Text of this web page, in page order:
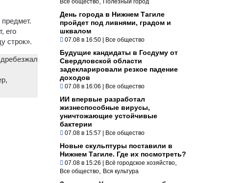
его
строк».
День города в Нижнем Тагиле
пройдет под ливнями, градом и
шквалом
07.08 в 16:50 | Все общество
Будущие кандидаты в Госдуму от
Свердловской области
задекларировали резкое падение
доходов
07.08 в 16:06 | Все общество
ИИ впервые разработал
жизнеспособные вирусы,
уничтожающие устойчивые
бактерии
07.08 в 15:57 | Все общество
Новые скульптуры поставили в
Нижнем Тагиле. Где их посмотреть?
07.08 в 15:26 | Всё городское хозяйство
Все общество Вся культура